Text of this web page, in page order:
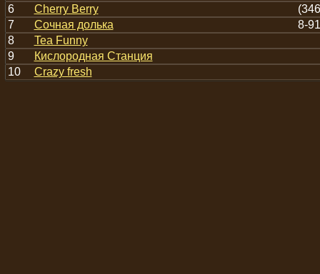
6
Cherry Berry
7
Сочная долька
8-
8
Tea Funny
9
Кислородная Станция
10
Crazy fresh